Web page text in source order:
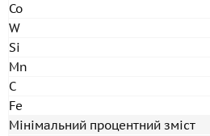
Co
W
Si
Mn
C
Fe
Мінімальний процентний зміст